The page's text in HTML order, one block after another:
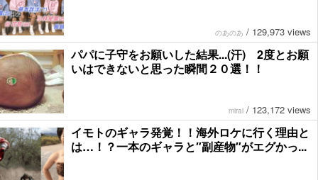
のあのあ / 129,973 views
パパに子守をお願いした結果...(汗) 2度とお願
いはできないと思った瞬間２０選！！
mirai / 123,172 views
イモトのギャラ発覚！！海外ロケに行く理由と
は…！？一本のギャラと″副産物″がエグかっ...